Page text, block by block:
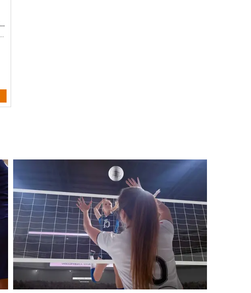
Bollvagn "Jumbo XXL Pl